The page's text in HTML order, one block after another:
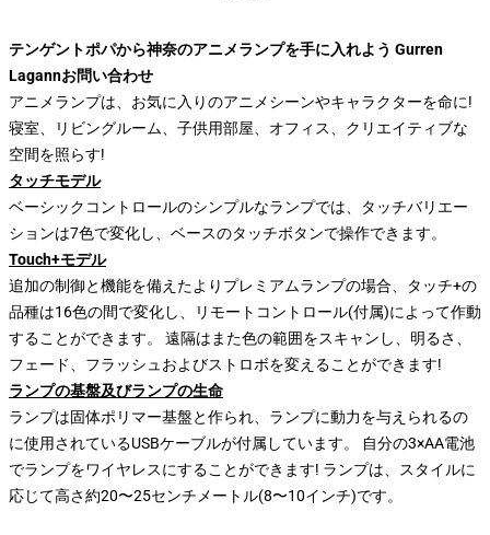
テンゲントポパから神奈のアニメランプを手に入れよう Gurren
Lagannお問い合わせ
アニメランプは、お気に入りのアニメシーンやキャラクターを命に!
寝室、リビングルーム、子供用部屋、オフィス、クリエイティブな
空間を照らす!
タッチモデル
ベーシックコントロールのシンプルなランプでは、タッチバリエー
ションは7色で変化し、ベースのタッチボタンで操作できます。
Touch+モデル
追加の制御と機能を備えたよりプレミアムランプの場合、タッチ+の
品種は16色の間で変化し、リモートコントロール(付属)によって作動
することができます。 遠隔はまた色の範囲をスキャンし、明るさ、
フェード、フラッシュおよびストロボを変えることができます!
ランプの基盤及びランプの生命
ランプは固体ポリマー基盤と作られ、ランプに動力を与えられるの
に使用されているUSBケーブルが付属しています。 自分の3×AA電池
でランプをワイヤレスにすることができます! ランプは、スタイルに
応じて高さ約20〜25センチメートル(8〜10インチ)です。